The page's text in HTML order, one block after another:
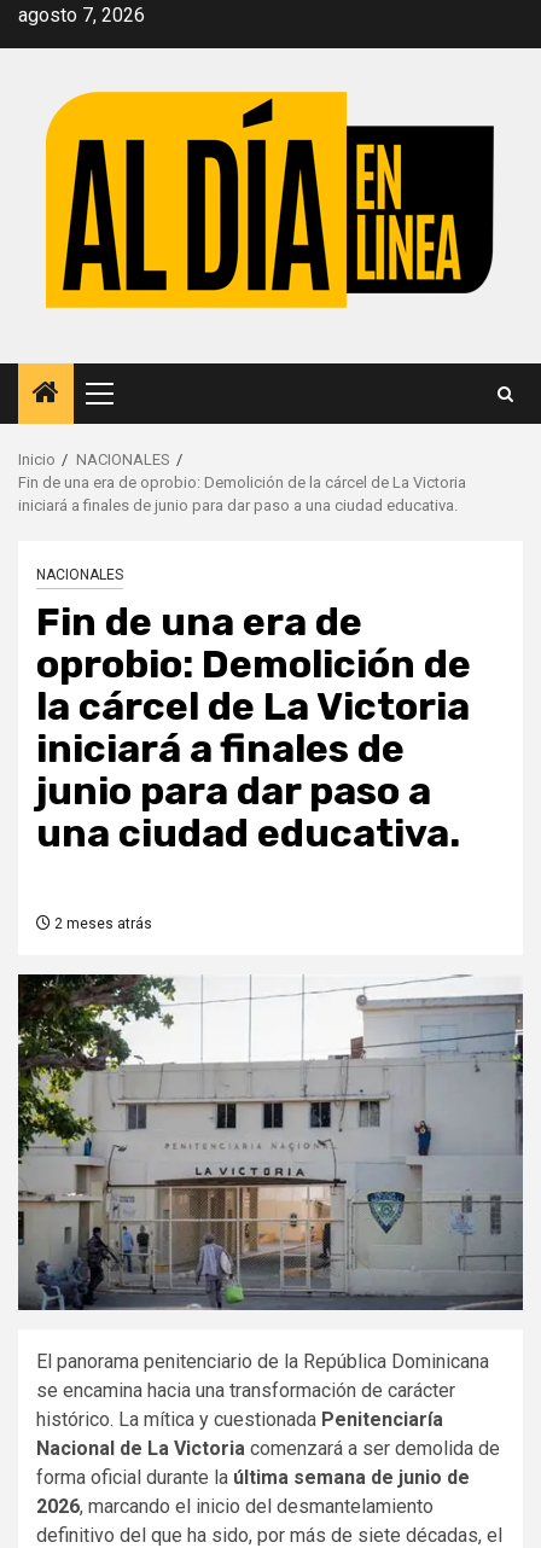
Saltar
agosto 7, 2026
Menú
principal
Inicio
NACIONALES
Fin de una era de oprobio: Demolición de la cárcel de La Victoria
iniciará a finales de junio para dar paso a una ciudad educativa.
NACIONALES
Fin de una era de
oprobio: Demolición de
la cárcel de La Victoria
iniciará a finales de
junio para dar paso a
una ciudad educativa.
2 meses atrás
El panorama penitenciario de la República Dominicana
se encamina hacia una transformación de carácter
histórico. La mítica y cuestionada Penitenciaría
Nacional de La Victoria comenzará a ser demolida de
forma oficial durante la última semana de junio de
2026, marcando el inicio del desmantelamiento
definitivo del que ha sido, por más de siete décadas, el